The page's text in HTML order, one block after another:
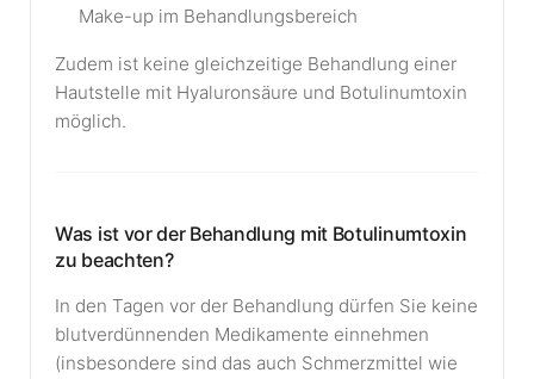
Make-up im Behandlungsbereich
Zudem ist keine gleichzeitige Behandlung einer
Hautstelle mit Hyaluronsäure und Botulinumtoxin
möglich.
Was ist vor der Behandlung mit Botulinumtoxin
zu beachten?
In den Tagen vor der Behandlung dürfen Sie keine
blutverdünnenden Medikamente einnehmen
(insbesondere sind das auch Schmerzmittel wie